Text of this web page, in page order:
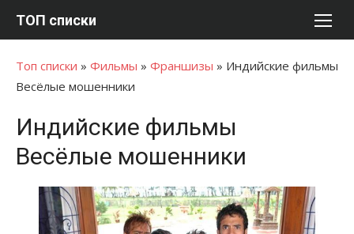
ТОП списки
Топ списки » Фильмы » Франшизы » Индийские фильмы
Весёлые мошенники
Индийские фильмы
Весёлые мошенники